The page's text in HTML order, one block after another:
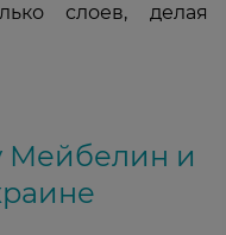
слоев, делая
Мейбелин и